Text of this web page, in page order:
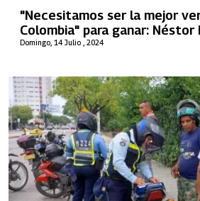
Domingo, 14 Julio , 2024
"Necesitamos ser la mejor
Colombia" para ganar: Néstor